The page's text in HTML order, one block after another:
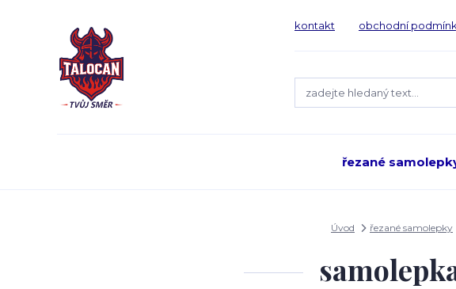
kontakt obchodní
řezané
Úvod řezané samolepky